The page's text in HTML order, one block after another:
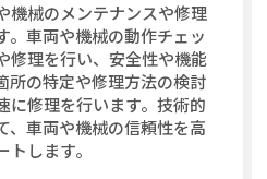
機械のメンテナンスや修理
。車両や機械の動作チェッ
修理を行い、安全性や機能
所の特定や修理方法の検討
に修理を行います。技術的
、車両や機械の信頼性を高
します。